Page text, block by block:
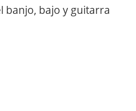
banjo, bajo y guitarra